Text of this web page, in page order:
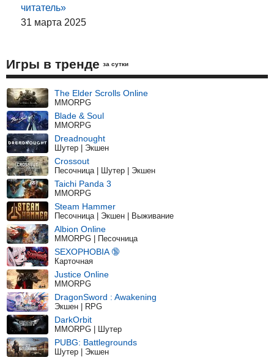
читатель»
31 марта 2025
Игры в тренде за сутки
The Elder Scrolls Online
MMORPG
Blade & Soul
MMORPG
Dreadnought
Шутер | Экшен
Crossout
Песочница | Шутер | Экшен
Taichi Panda 3
MMORPG
Steam Hammer
Песочница | Экшен | Выживание
Albion Online
MMORPG | Песочница
SEXOPHOBIA 🔞
Карточная
Justice Online
MMORPG
DragonSword : Awakening
Экшен | RPG
DarkOrbit
MMORPG | Шутер
PUBG: Battlegrounds
Шутер | Экшен